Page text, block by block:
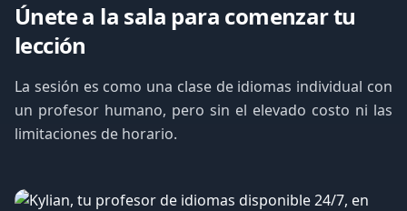
Únete a la sala para comenzar tu
lección
La sesión es como una clase de idiomas individual con
un profesor humano, pero sin el elevado costo ni las
limitaciones de horario.